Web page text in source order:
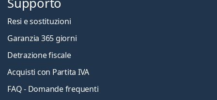
Resi e sostituzioni
Garanzia 365 giorni
Detrazione fiscale
Acquisti con Partita IVA
FAQ - Domande frequenti